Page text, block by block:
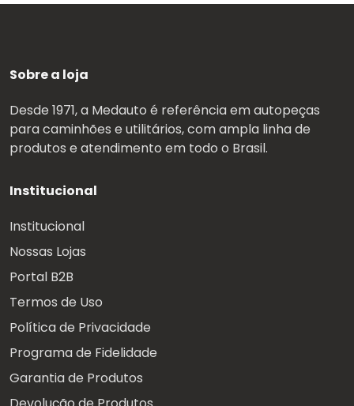
Sobre a loja
Desde 1971, a Medauto é referência em autopeças
para caminhões e utilitários, com ampla linha de
produtos e atendimento em todo o Brasil.
Institucional
Institucional
Nossas Lojas
Portal B2B
Termos de Uso
Política de Privacidade
Programa de Fidelidade
Garantia de Produtos